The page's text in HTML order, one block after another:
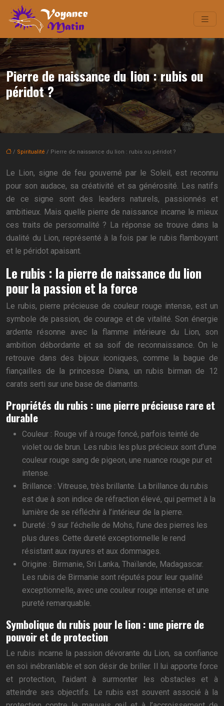
Pierre de naissance du lion : rubis ou
péridot ?
/ Spiritualité / Pierre de naissance du lion : rubis ou péridot ?
Le Lion, signe de feu gouverné par le Soleil, est reconnu
pour son audace, sa créativité et sa générosité. Les natifs
de ce signe sont des leaders naturels, passionnés et
ambitieux. Mais quelle pierre de naissance incarne le mieux
ces traits de personnalité ? La réponse se trouve dans la
dualité du Lion, représenté à la fois par le rubis flamboyant
et le péridot apaisant.
Le rubis : la pierre de naissance du lion
pour la passion et la force
Le rubis, pierre précieuse de couleur rouge intense, est un
symbole de passion, de courage et de vitalité. Son énergie
ardente résonne avec la flamme intérieure du Lion, son
ambition débordante et sa soif de reconnaissance. On le
retrouve dans des bijoux iconiques, comme la bague de
fiançailles de la princesse Diana, un rubis birman de 12
carats serti sur une base de diamants.
Propriétés du rubis : une pierre précieuse rare et
durable
Couleur : Rouge vif à rouge foncé, parfois teinté de
violet ou de brun. Les rubis les plus précieux sont d’une
couleur rouge sang de pigeon, une nuance rouge pur et
intense.
Brillance : Vitreuse, très brillante. La brillance du rubis
est due à son indice de réfraction élevé, qui permet à la
lumière de se réfléchir à l’intérieur de la pierre.
Dureté : 9 sur l’échelle de Mohs, l’une des pierres les
plus dures. Cette dureté exceptionnelle le rend
résistant aux rayures et aux dommages.
Origine : Birmanie, Sri Lanka, Thaïlande, Madagascar.
Les rubis de Birmanie sont réputés pour leur qualité
exceptionnelle, avec une couleur rouge intense et une
pureté remarquable.
Symbolique du rubis pour le lion : une pierre de
pouvoir et de protection
Le rubis incarne la passion dévorante du Lion, sa confiance
en soi inébranlable et son désir de briller. Il lui apporte force
et protection, l’aidant à surmonter les obstacles et à
atteindre ses objectifs. Le rubis est souvent associé à la